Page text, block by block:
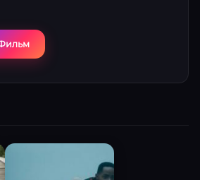
эпичная осада крепости и
юмор делают фильм эталонным